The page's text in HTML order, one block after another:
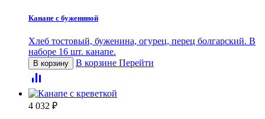
Канапе с бужениной
Хлеб тостовый, буженина, огурец, перец болгарский. В
наборе 16 шт. канапе.
В корзину В корзине Перейти
4 032 ₽